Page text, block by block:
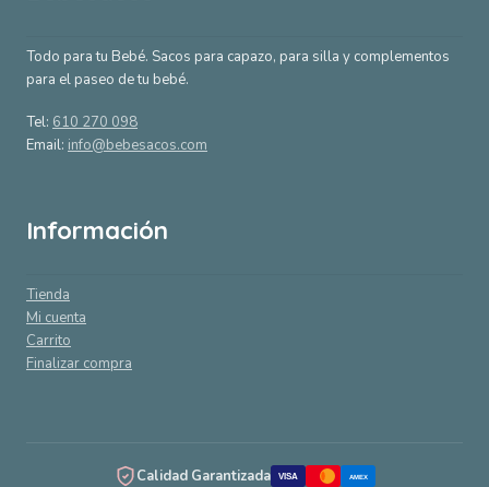
Todo para tu Bebé. Sacos para capazo, para silla y complementos
para el paseo de tu bebé.
Tel: 610 270 098
Email: info@bebesacos.com
Información
Tienda
Mi cuenta
Carrito
Finalizar compra
Calidad Garantizada VISA AMEX